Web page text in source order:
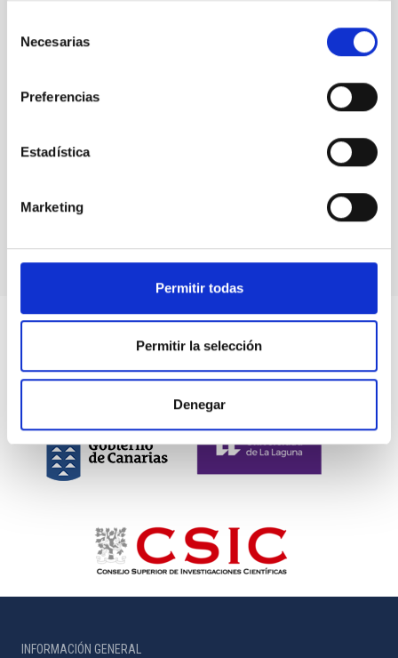
Necesarias
Preferencias
Estadística
Marketing
Permitir todas
Permitir la selección
Denegar
INFORMACIÓN GENERAL